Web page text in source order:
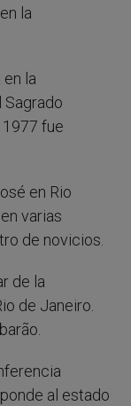
la
la
fue
en Rio
varias
de novicios.
de la
de Janeiro.
al estado